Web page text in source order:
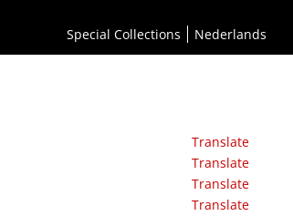
Special Collections Nederlands
Translate
Translate
Translate
Translate